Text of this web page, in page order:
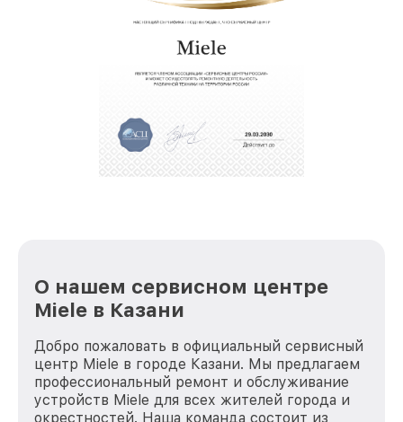
О нашем сервисном центре
Miele в Казани
Добро пожаловать в официальный сервисный
центр Miele в городе Казани. Мы предлагаем
профессиональный ремонт и обслуживание
устройств Miele для всех жителей города и
окрестностей. Наша команда состоит из